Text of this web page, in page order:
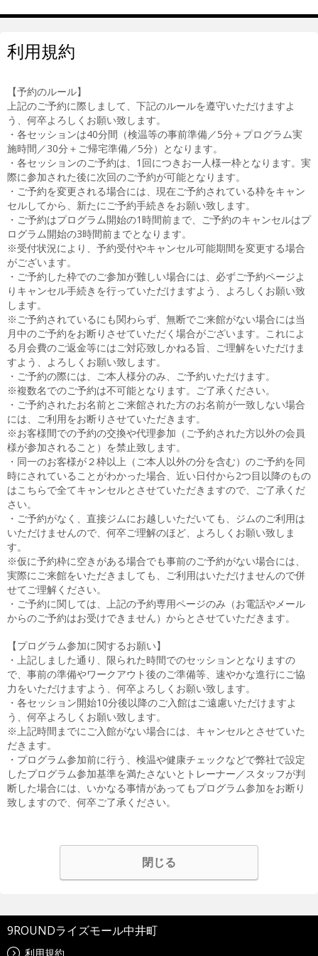
利用規約
【予約のルール】
上記のご予約に際しまして、下記のルールを遵守いただけますよ
う、何卒よろしくお願い致します。
・各セッションは40分間（検温等の事前準備／5分＋プログラム実
施時間／30分＋ご帰宅準備／5分）となります。
・各セッションのご予約は、1回につきお一人様一枠となります。実
際に参加された後に次回のご予約が可能となります。
・ご予約を変更される場合には、現在ご予約されている枠をキャン
セルしてから、新たにご予約手続きをお願い致します。
・ご予約はプログラム開始の1時間前まで、ご予約のキャンセルはプ
ログラム開始の3時間前までとなります。
※受付状況により、予約受付やキャンセル可能期間を変更する場合
がございます。
・ご予約した枠でのご参加が難しい場合には、必ずご予約ページよ
りキャンセル手続きを行っていただけますよう、よろしくお願い致
します。
※ご予約されているにも関わらず、無断でご来館がない場合には当
月中のご予約をお断りさせていただく場合がございます。これによ
る月会費のご返金等にはご対応致しかねる旨、ご理解をいただけま
すよう、よろしくお願い致します。
・ご予約の際には、ご本人様分のみ、ご予約いただけます。
※複数名でのご予約は不可能となります。ご了承ください。
・ご予約されたお名前とご来館された方のお名前が一致しない場合
には、ご利用をお断りさせていただきます。
※お客様間での予約の交換や代理参加（ご予約された方以外の会員
様が参加されること）を禁止致します。
・同一のお客様が２枠以上（ご本人以外の分を含む）のご予約を同
時にされていることがわかった場合、近い日付から2つ目以降のもの
はこちらで全てキャンセルとさせていただきますので、ご了承くだ
さい。
・ご予約がなく、直接ジムにお越しいただいても、ジムのご利用は
いただけませんので、何卒ご理解のほど、よろしくお願い致しま
す。
※仮に予約枠に空きがある場合でも事前のご予約がない場合には、
実際にご来館をいただきましても、ご利用はいただけませんので併
せてご理解ください。
・ご予約に関しては、上記の予約専用ページのみ（お電話やメール
からのご予約はお受けできません）からとさせていただきます。
【プログラム参加に関するお願い】
・上記しました通り、限られた時間でのセッションとなりますの
で、事前の準備やワークアウト後のご準備等、速やかな進行にご協
力をいただけますよう、何卒よろしくお願い致します。
・各セッション開始10分後以降のご入館はご遠慮いただけますよ
う、何卒よろしくお願い致します。
※上記時間までにご入館がない場合には、キャンセルとさせていた
だきます。
・プログラム参加前に行う、検温や健康チェックなどで弊社で設定
したプログラム参加基準を満たさないとトレーナー／スタッフが判
断した場合には、いかなる事情があってもプログラム参加をお断り
致しますので、何卒ご了承ください。
閉じる
9ROUNDライズモール中井町
利用規約